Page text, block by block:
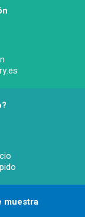
muestra